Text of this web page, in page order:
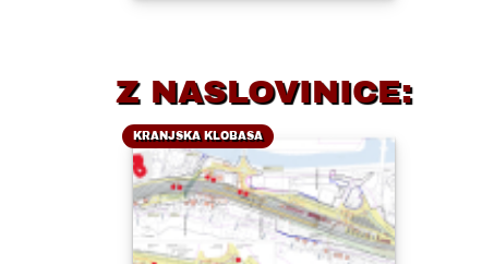
Z NASLOVINICE:
KRANJSKA KLOBASA